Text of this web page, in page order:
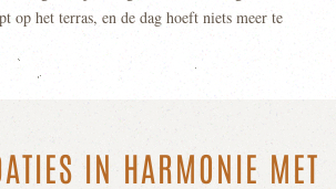
op het terras, en de dag hoeft niets meer te
IN HARMONIE MET